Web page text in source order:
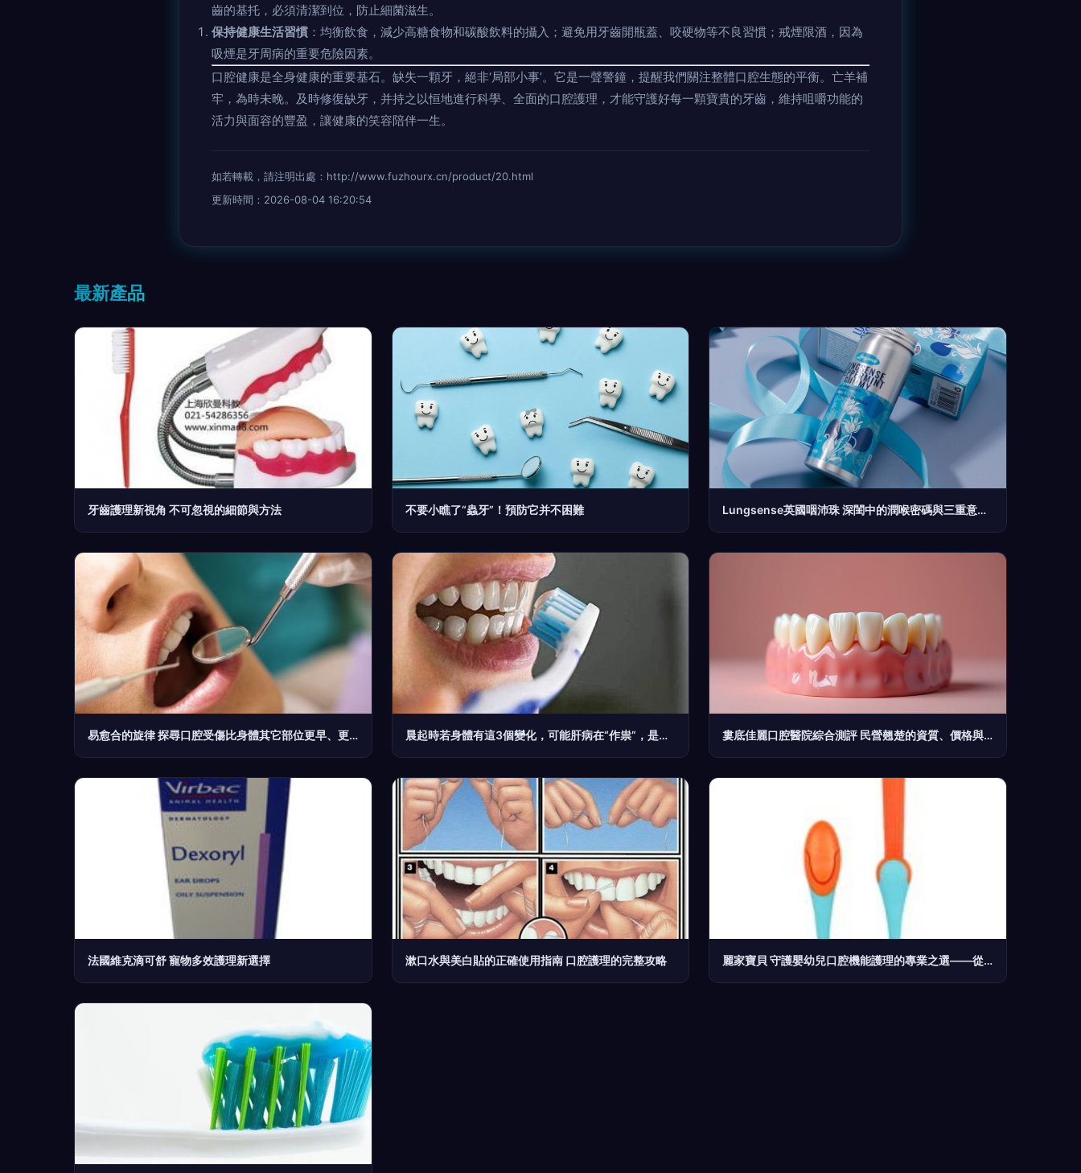
齒的基托，必須清潔到位，防止細菌滋生。
保持健康生活習慣 ：均衡飲食，減少高糖食物和碳酸飲料的攝入；避免用牙齒開瓶蓋、咬硬物等不良習慣；戒煙限酒，因為
吸煙是牙周病的重要危險因素。
口腔健康是全身健康的重要基石。缺失一顆牙，絕非‘局部小事’。它是一聲警鐘，提醒我們關注整體口腔生態的平衡。亡羊補
牢，為時未晚。及時修復缺牙，并持之以恒地進行科學、全面的口腔護理，才能守護好每一顆寶貴的牙齒，維持咀嚼功能的
活力與面容的豐盈，讓健康的笑容陪伴一生。
如若轉載，請注明出處：http://www.fuzhourx.cn/product/20.html
更新時間：2026-08-04 16:20:54
最新產品
牙齒護理新視角 不可忽視的細節與方法 不要小瞧了“蟲牙”！預防它并不困難 Lungsense英國咽沛珠 深閨中的潤喉密碼與三重意境口腔哲學
易愈合的旋律 探尋口腔受傷比身體其它部位更早、更快、復原之謎及其令復天之法 晨起時若身體有這3個變化，可能肝病在“作祟”，是時候養肝了 婁底佳麗口腔醫院綜合測評 民營翹楚的資質、價格與特色詳解
法國維克滴可舒 寵物多效護理新選擇 漱口水與美白貼的正確使用指南 口腔護理的完整攻略 麗家寶貝 守護嬰幼兒口腔機能護理的專業之選——從一口好牙開始，陪伴寶寶健康成長